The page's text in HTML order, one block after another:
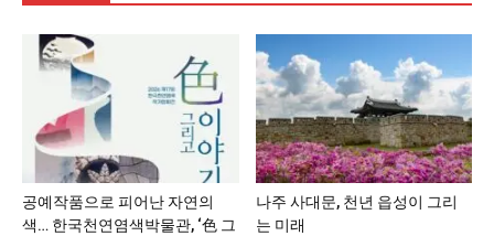
공예작품으로 피어난 자연의
색… 한국천연염색박물관, ‘色 그
나주 사대문, 천년 읍성이 그리
는 미래